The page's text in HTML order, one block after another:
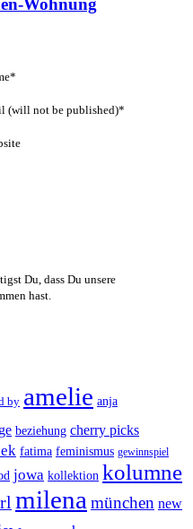
Wohnung
(will not be published)*
Du, dass Du unsere
hast.
by amelie anja
beziehung cherry picks
fatima feminismus gewinnspiel
jowa kollektion kolumne
milena münchen new